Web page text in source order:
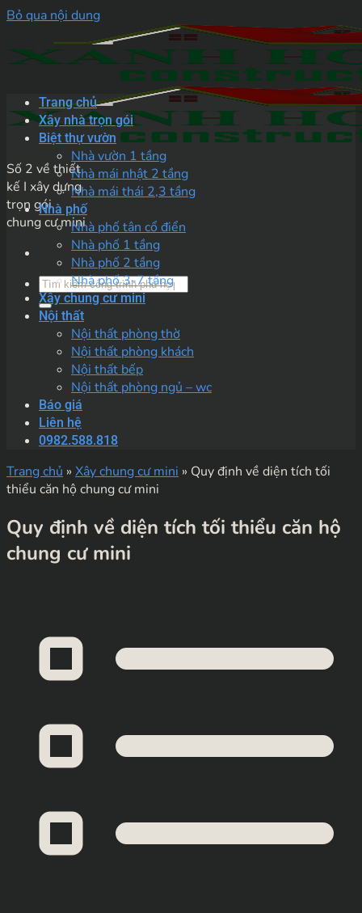
Bỏ qua nội dung
Số 2 về thiết
kế I xây dựng
trọn gói
chung cư mini
Trang chủ
Xây nhà trọn gói
Biệt thự vườn
Nhà vườn 1 tầng
Nhà mái nhật 2 tầng
Nhà mái thái 2,3 tầng
Nhà phố
Nhà phố tân cổ điển
Nhà phố 1 tầng
Nhà phố 2 tầng
Nhà phố 3-7 tầng
Xây chung cư mini
Nội thất
Nội thất phòng thờ
Nội thất phòng khách
Nội thất bếp
Nội thất phòng ngủ – wc
Báo giá
Liên hệ
0982.588.818
Trang chủ » Xây chung cư mini » Quy định về diện tích tối
thiểu căn hộ chung cư mini
Quy định về diện tích tối thiểu căn hộ
chung cư mini